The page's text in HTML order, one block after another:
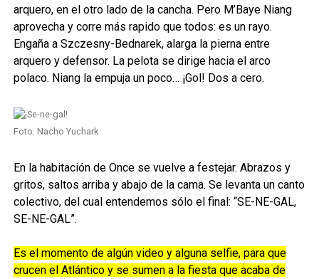
arquero, en el otro lado de la cancha. Pero M’Baye Niang
aprovecha y corre más rapido que todos: es un rayo.
Engaña a Szczesny-Bednarek, alarga la pierna entre
arquero y defensor. La pelota se dirige hacia el arco
polaco. Niang la empuja un poco… ¡Gol! Dos a cero.
Foto: Nacho Yuchark
En la habitación de Once se vuelve a festejar. Abrazos y
gritos, saltos arriba y abajo de la cama. Se levanta un canto
colectivo, del cual entendemos sólo el final: “SE-NE-GAL,
SE-NE-GAL”.
Es el momento de algún video y alguna selfie, para que
crucen el Atlántico y se sumen a la fiesta que acaba de